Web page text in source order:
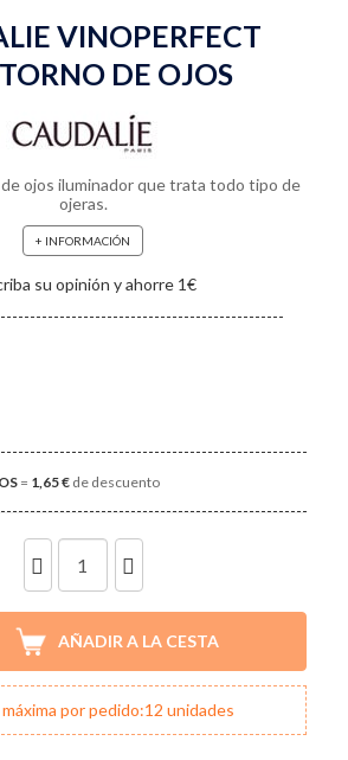
VINOPERFECT
DE OJOS
ojos iluminador que trata todo tipo de
ojeras.
+ INFORMACIÓN
su opinión y ahorre 1€
= 1,65 € de descuento
UNIDADES
AÑADIR A LA CESTA
por pedido:12 unidades